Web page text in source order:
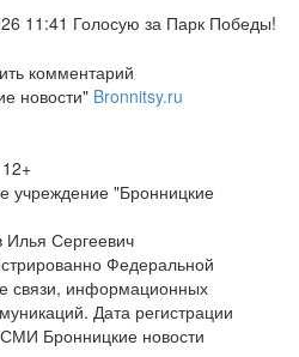
11:41 Голосую за Парк Победы!
комментарий
новости" Bronnitsy.ru
учреждение "Бронницкие
Илья Сергеевич
Федеральной
связи, информационных
Дата регистрации
Бронницкие новости